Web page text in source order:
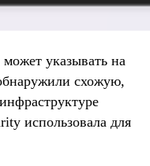
указывать на
схожую,
использовала для